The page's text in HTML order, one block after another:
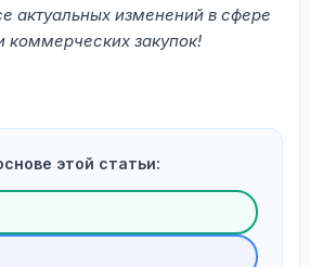
актуальных изменений в сфере
коммерческих закупок!
этой статьи: